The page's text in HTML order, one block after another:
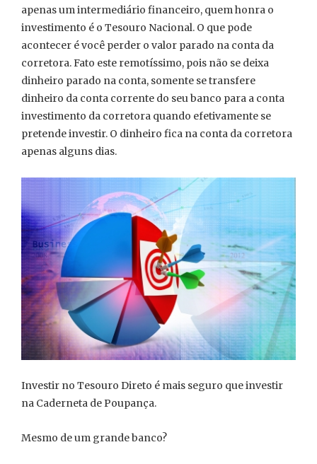
apenas um intermediário financeiro, quem honra o
investimento é o Tesouro Nacional. O que pode
acontecer é você perder o valor parado na conta da
corretora. Fato este remotíssimo, pois não se deixa
dinheiro parado na conta, somente se transfere
dinheiro da conta corrente do seu banco para a conta
investimento da corretora quando efetivamente se
pretende investir. O dinheiro fica na conta da corretora
apenas alguns dias.
Investir no Tesouro Direto é mais seguro que investir
na Caderneta de Poupança.
Mesmo de um grande banco?